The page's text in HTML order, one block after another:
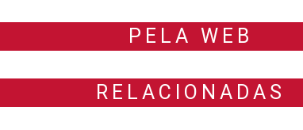
PELA WEB
RELACIONADAS